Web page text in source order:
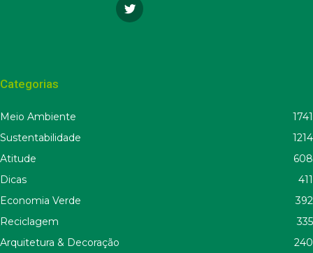
Categorias
Meio Ambiente
1741
Sustentabilidade
1214
Atitude
608
Dicas
411
Economia Verde
392
Reciclagem
335
Arquitetura & Decoração
240